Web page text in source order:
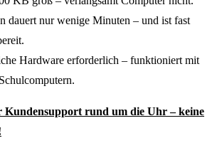
dauert nur wenige Minuten – und ist fast
Hardware erforderlich – funktioniert mit
Kundensupport rund um die Uhr – keine